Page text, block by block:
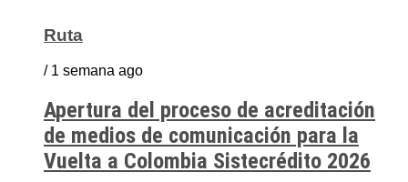
Ruta
/ 1 semana ago
Apertura del proceso de acreditación
de medios de comunicación para la
Vuelta a Colombia Sistecrédito 2026